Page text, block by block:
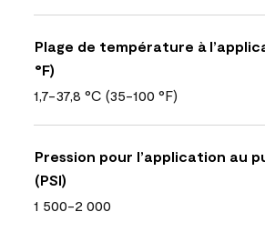
Plage de température à
°F)
1,7-37,8 °C (35-100 °F)
Pression pour l’application au
(PSI)
1 500-2 000